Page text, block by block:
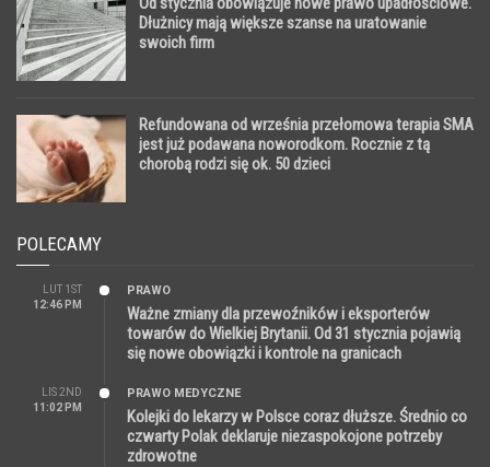
Dłużnicy mają większe szanse na uratowanie
swoich firm
Refundowana od września przełomowa terapia SMA
jest już podawana noworodkom. Rocznie z tą
chorobą rodzi się ok. 50 dzieci
POLECAMY
LUT 1ST
12:46 PM
PRAWO
Ważne zmiany dla przewoźników i eksporterów
towarów do Wielkiej Brytanii. Od 31 stycznia pojawią
się nowe obowiązki i kontrole na granicach
LIS 2ND
11:02 PM
PRAWO MEDYCZNE
Kolejki do lekarzy w Polsce coraz dłuższe. Średnio co
czwarty Polak deklaruje niezaspokojone potrzeby
zdrowotne